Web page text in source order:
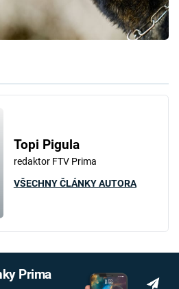
Topi Pigula
redaktor FTV Prima
VŠECHNY ČLÁNKY AUTORA
Prima